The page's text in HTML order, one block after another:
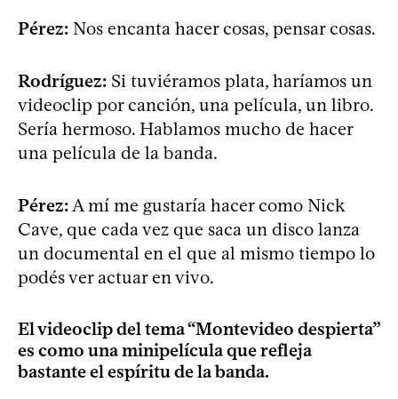
Pérez: Nos encanta hacer cosas, pensar cosas.
Rodríguez: Si tuviéramos plata, haríamos un
videoclip por canción, una película, un libro.
Sería hermoso. Hablamos mucho de hacer
una película de la banda.
Pérez: A mí me gustaría hacer como Nick
Cave, que cada vez que saca un disco lanza
un documental en el que al mismo tiempo lo
podés ver actuar en vivo.
El videoclip del tema “Montevideo despierta”
es como una minipelícula que refleja
bastante el espíritu de la banda.